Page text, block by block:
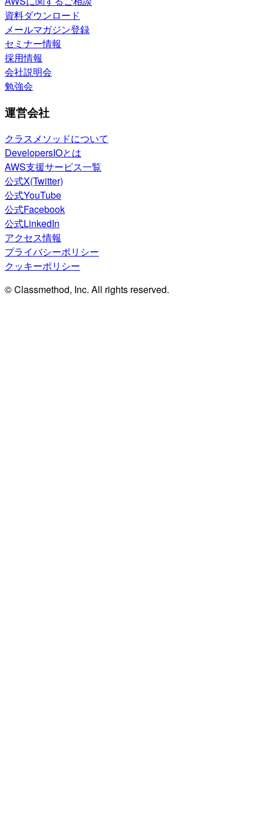
資料ダウンロード
メールマガジン登録
セミナー情報
採用情報
会社説明会
勉強会
運営会社
クラスメソッドについて
DevelopersIOとは
AWS支援サービス一覧
公式X(Twitter)
公式YouTube
公式Facebook
公式LinkedIn
アクセス情報
プライバシーポリシー
クッキーポリシー
© Classmethod, Inc. All rights reserved.